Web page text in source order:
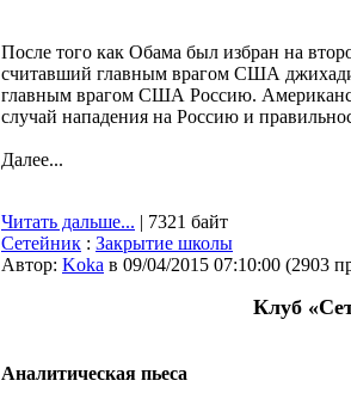
После того как Обама был избран на
считавший главным врагом США
главным врагом США Россию.
случай нападения на Россию и
Далее...
Читать дальше... | 7321 байт
Сетейник : Закрытие школы
Автор: Koka в 09/04/2015 07:10:00 (2903
Клуб
Аналитическая пьеса